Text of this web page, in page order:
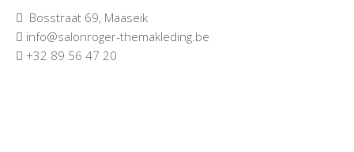
Bosstraat 69, Maaseik
info@salonroger-themakleding.be
+32 89 56 47 20